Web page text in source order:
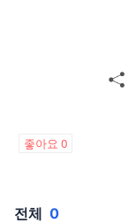
좋아요 0
전체 0